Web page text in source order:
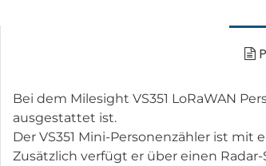
Bei dem Milesight VS351 LoRaWAN
ausgestattet ist.
Der VS351 Mini-Personenzähler ist
Zusätzlich verfügt er über einen